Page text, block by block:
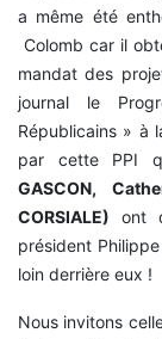
a même été
Colomb car il
mandat des
journal le
Républicains » à
par cette PPI
GASCON,
CORSIALE) ont
président
loin derrière eux !
Nous invitons